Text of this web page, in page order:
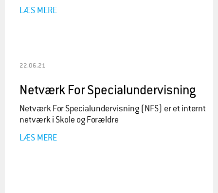
LÆS MERE
22.06.21
Netværk For Specialundervisning
Netværk For Specialundervisning (NFS) er et internt
netværk i Skole og Forældre
LÆS MERE